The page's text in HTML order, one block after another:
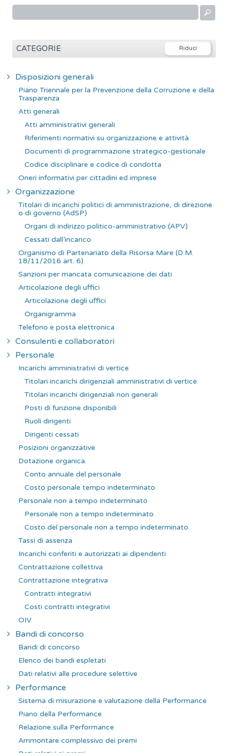
r
CATEGORIE
Disposizioni generali
Piano Triennale per la Prevenzione della Corruzione e della
Trasparenza
Atti generali
Atti amministrativi generali
Riferimenti normativi su organizzazione e attività
Documenti di programmazione strategico-gestionale
Codice disciplinare e codice di condotta
Oneri informativi per cittadini ed imprese
Organizzazione
Titolari di incarichi politici di amministrazione, di direzione
o di governo (AdSP)
Organi di indirizzo politico-amministrativo (APV)
Cessati dall’incarico
Organismo di Partenariato della Risorsa Mare (D.M.
18/11/2016 art. 6)
Sanzioni per mancata comunicazione dei dati
Articolazione degli uffici
Articolazione degli uffici
Organigramma
Telefono e posta elettronica
Consulenti e collaboratori
Personale
Incarichi amministrativi di vertice
Titolari incarichi dirigenziali amministrativi di vertice
Titolari incarichi dirigenziali non generali
Posti di funzione disponibili
Ruoli dirigenti
Dirigenti cessati
Posizioni organizzative
Dotazione organica
Conto annuale del personale
Costo personale tempo indeterminato
Personale non a tempo indeterminato
Personale non a tempo indeterminato
Costo del personale non a tempo indeterminato
Tassi di assenza
Incarichi conferiti e autorizzati ai dipendenti
Contrattazione collettiva
Contrattazione integrativa
Contratti integrativi
Costi contratti integrativi
OIV
Bandi di concorso
Bandi di concorso
Elenco dei bandi espletati
Dati relativi alle procedure selettive
Performance
Sistema di misurazione e valutazione della Performance
Piano della Performance
Relazione sulla Performance
Ammontare complessivo dei premi